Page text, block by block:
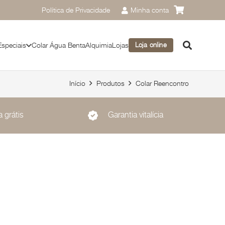
Política de Privacidade Minha conta
Colar Água BentaAlquimiaLojas Loja online
Início Produtos Colar Reencontro
grátis Garantia vitalícia